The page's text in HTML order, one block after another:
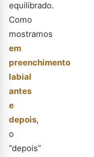
equilibrado.
Como
mostramos
em
preenchimento
labial
antes
e
depois,
o
“depois”